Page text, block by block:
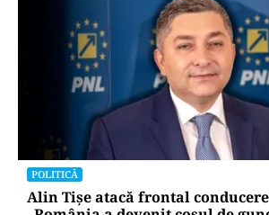
POLITICĂ
Alin Tișe atacă frontal